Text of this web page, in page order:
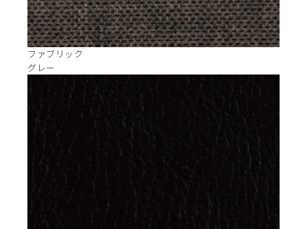
ファブリック
グレー